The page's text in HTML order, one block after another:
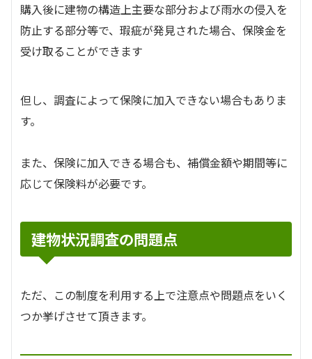
購入後に建物の構造上主要な部分および雨水の侵入を
防止する部分等で、瑕疵が発見された場合、保険金を
受け取ることができます
但し、調査によって保険に加入できない場合もありま
す。
また、保険に加入できる場合も、補償金額や期間等に
応じて保険料が必要です。
建物状況調査の問題点
ただ、この制度を利用する上で注意点や問題点をいく
つか挙げさせて頂きます。